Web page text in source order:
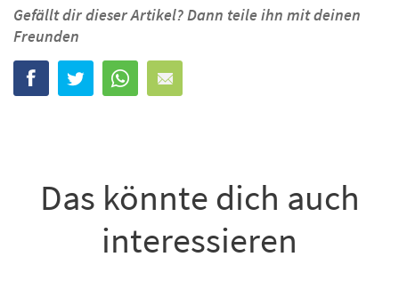
Gefällt dir dieser Artikel? Dann teile ihn mit deinen
Freunden
Das könnte dich auch
interessieren